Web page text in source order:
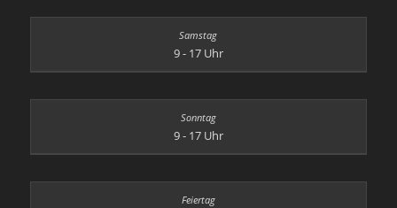
9 - 17 Uhr
9 - 17 Uhr